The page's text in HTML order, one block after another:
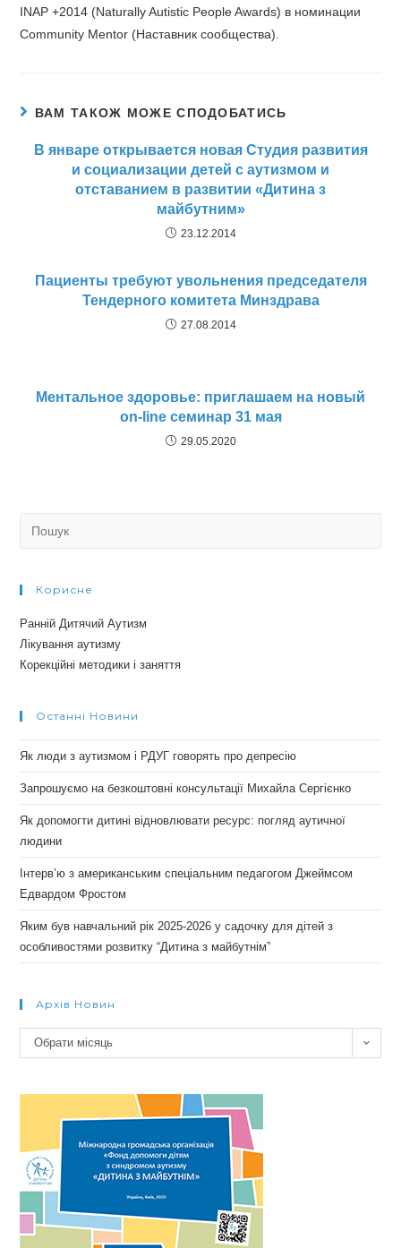
INAP +2014 (Naturally Autistic People Awards) в номинации
Community Mentor (Наставник сообщества).
ВАМ ТАКОЖ МОЖЕ СПОДОБАТИСЬ
В январе открывается новая Студия развития
и социализации детей с аутизмом и
отставанием в развитии «Дитина з
майбутним»
23.12.2014
Пациенты требуют увольнения председателя
Тендерного комитета Минздрава
27.08.2014
Ментальное здоровье: приглашаем на новый
on-line семинар 31 мая
29.05.2020
Корисне
Ранній Дитячий Аутизм
Лікування аутизму
Корекційні методики і заняття
Останні Новини
Як люди з аутизмом і РДУГ говорять про депресію
Запрошуємо на безкоштовні консультації Михайла Сергієнко
Як допомогти дитині відновлювати ресурс: погляд аутичної
людини
Інтерв’ю з американським спеціальним педагогом Джеймсом
Едвардом Фростом
Яким був навчальний рік 2025-2026 у садочку для дітей з
особливостями розвитку “Дитина з майбутнім”
Архів Новин
Архів
новин
Обрати місяць